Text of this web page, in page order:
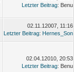
Letzter Beitrag: Benu
02.11.12007, 11:16
Letzter Beitrag: Hernes_Son
02.04.12010, 20:53
Letzter Beitrag: Benu